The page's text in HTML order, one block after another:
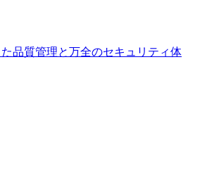
品質管理と万全のセキュリティ体